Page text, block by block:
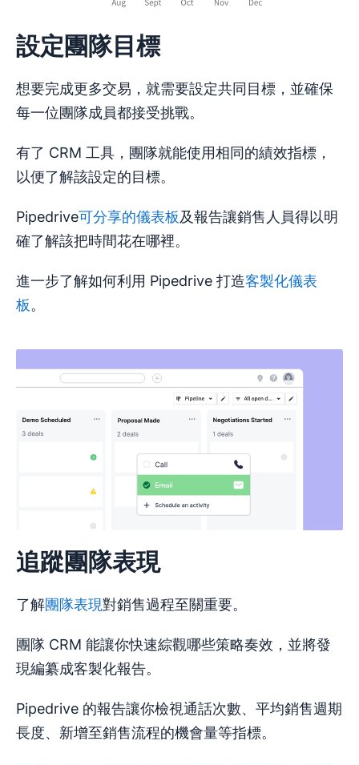
設定團隊目標
想要完成更多交易，就需要設定共同目標，並確保
每一位團隊成員都接受挑戰。
有了 CRM 工具，團隊就能使用相同的績效指標，
以便了解該設定的目標。
Pipedrive可分享的儀表板及報告讓銷售人員得以明
確了解該把時間花在哪裡。
進一步了解如何利用 Pipedrive 打造客製化儀表
板。
追蹤團隊表現
了解團隊表現對銷售過程至關重要。
團隊 CRM 能讓你快速綜觀哪些策略奏效，並將發
現編纂成客製化報告。
Pipedrive 的報告讓你檢視通話次數、平均銷售週期
長度、新增至銷售流程的機會量等指標。